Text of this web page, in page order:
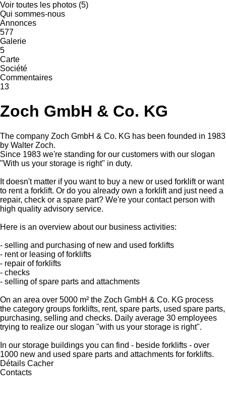
Voir toutes les photos (5)
Qui sommes-nous
Annonces
577
Galerie
5
Carte
Société
Commentaires
13
Zoch GmbH & Co. KG
The company Zoch GmbH & Co. KG has been founded in 1983
by Walter Zoch.
Since 1983 we're standing for our customers with our slogan
"With us your storage is right" in duty.
It doesn't matter if you want to buy a new or used forklift or want
to rent a forklift. Or do you already own a forklift and just need a
repair, check or a spare part? We're your contact person with
high quality advisory service.
Here is an overview about our business activities:
- selling and purchasing of new and used forklifts
- rent or leasing of forklifts
- repair of forklifts
- checks
- selling of spare parts and attachments
On an area over 5000 m² the Zoch GmbH & Co. KG process
the category groups forklifts, rent, spare parts, used spare parts,
purchasing, selling and checks. Daily average 30 employees
trying to realize our slogan "with us your storage is right".
In our storage buildings you can find - beside forklifts - over
1000 new and used spare parts and attachments for forklifts.
Détails Cacher
Contacts